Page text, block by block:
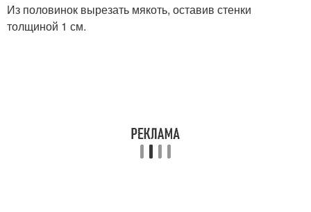
Из половинок вырезать мякоть, оставив стенки
толщиной 1 см.